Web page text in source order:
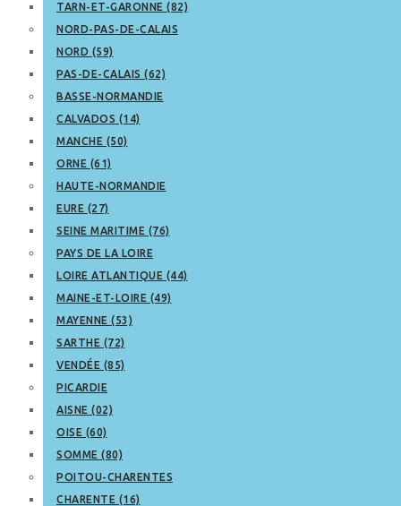
TARN-ET-GARONNE (82)
NORD-PAS-DE-CALAIS
NORD (59)
PAS-DE-CALAIS (62)
BASSE-NORMANDIE
CALVADOS (14)
MANCHE (50)
ORNE (61)
HAUTE-NORMANDIE
EURE (27)
SEINE MARITIME (76)
PAYS DE LA LOIRE
LOIRE ATLANTIQUE (44)
MAINE-ET-LOIRE (49)
MAYENNE (53)
SARTHE (72)
VENDÉE (85)
PICARDIE
AISNE (02)
OISE (60)
SOMME (80)
POITOU-CHARENTES
CHARENTE (16)